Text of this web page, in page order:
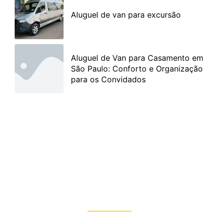
Aluguel de van para excursão
Aluguel de Van para Casamento em
São Paulo: Conforto e Organização
para os Convidados